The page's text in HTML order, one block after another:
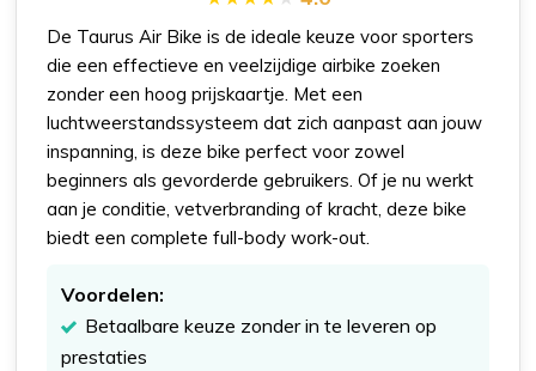
De Taurus Air Bike is de ideale keuze voor sporters
die een effectieve en veelzijdige airbike zoeken
zonder een hoog prijskaartje. Met een
luchtweerstandssysteem dat zich aanpast aan jouw
inspanning, is deze bike perfect voor zowel
beginners als gevorderde gebruikers. Of je nu werkt
aan je conditie, vetverbranding of kracht, deze bike
biedt een complete full-body work-out.
Voordelen:
Betaalbare keuze zonder in te leveren op
prestaties